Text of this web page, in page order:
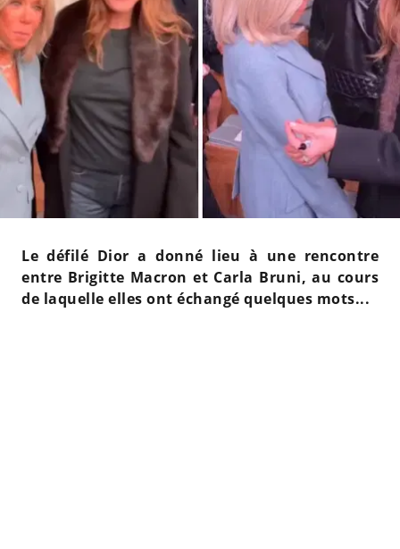
Le défilé Dior a donné lieu à une rencontre
entre Brigitte Macron et Carla Bruni, au cours
de laquelle elles ont échangé quelques mots...